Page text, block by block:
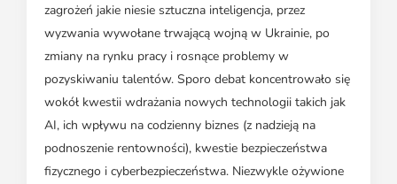
zagrożeń jakie niesie sztuczna inteligencja, przez
wyzwania wywołane trwającą wojną w Ukrainie, po
zmiany na rynku pracy i rosnące problemy w
pozyskiwaniu talentów. Sporo debat koncentrowało się
wokół kwestii wdrażania nowych technologii takich jak
AI, ich wpływu na codzienny biznes (z nadzieją na
podnoszenie rentowności), kwestie bezpieczeństwa
fizycznego i cyberbezpieczeństwa. Niezwykle ożywione